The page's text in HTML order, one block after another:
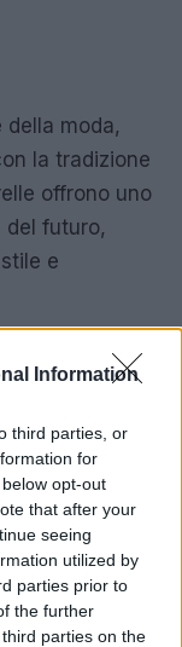
Information
third parties, or
for
opt-out
that after your
seeing
utilized by
parties prior to
the further
parties on the
moda,
la tradizione
offrono uno
del futuro,
e